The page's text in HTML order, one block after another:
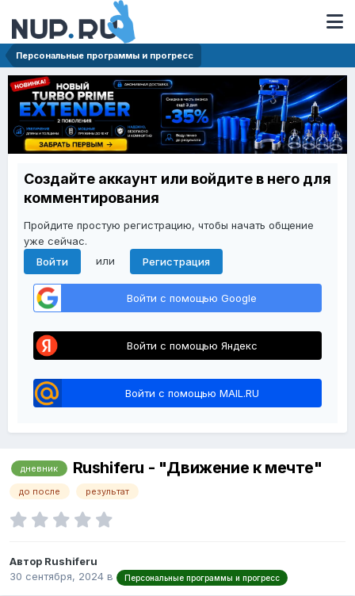
Персональные программы и прогресс
Создайте аккаунт или войдите в него для
комментирования
Пройдите простую регистрацию, чтобы начать общение
уже сейчас.
Войти
или Регистрация
Войти с помощью Google
Войти с помощью Яндекс
Войти с помощью MAIL.RU
дневник Rushiferu - "Движение к мечте"
до после результат
Автор Rushiferu
30 сентября, 2024 в Персональные программы и прогресс